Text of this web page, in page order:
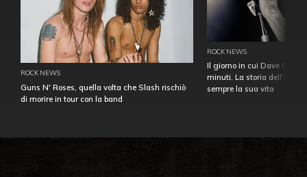
ROCK NEWS
Guns N' Roses, quella volta che Slash rischiò
di morire in tour con la band
ROCK NEWS
Il giorno in cui Dave
minuti. La storia
sempre la sua vita